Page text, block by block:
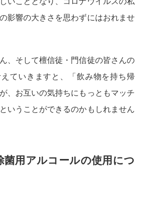
影響の大きさを思わずにはおれませ
、そして檀信徒・門信徒の皆さんの
ていきますと、「飲み物を持ち帰
、お互いの気持ちにもっともマッチ
いうことができるのかもしれません
菌用アルコールの使用につ